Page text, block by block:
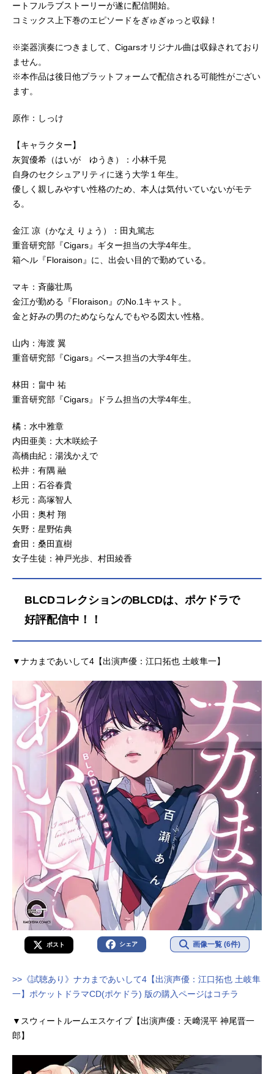
ートフルラブストーリーが遂に配信開始。
コミックス上下巻のエピソードをぎゅぎゅっと収録！
※楽器演奏につきまして、Cigarsオリジナル曲は収録されており
ません。
※本作品は後日他プラットフォームで配信される可能性がござい
ます。
原作：しっけ
【キャラクター】
灰賀優希（はいが ゆうき）：小林千晃
自身のセクシュアリティに迷う大学１年生。
優しく親しみやすい性格のため、本人は気付いていないがモテ
る。
金江 凉（かなえ りょう）：田丸篤志
重音研究部『Cigars』ギター担当の大学4年生。
箱ヘル『Floraison』に、出会い目的で勤めている。
マキ：斉藤壮馬
金江が勤める『Floraison』のNo.1キャスト。
金と好みの男のためならなんでもやる図太い性格。
山内：海渡 翼
重音研究部『Cigars』ベース担当の大学4年生。
林田：畠中 祐
重音研究部『Cigars』ドラム担当の大学4年生。
橘：水中雅章
内田亜美：大木咲絵子
高橋由紀：湯浅かえで
松井：有隅 融
上田：石谷春貴
杉元：高塚智人
小田：奥村 翔
矢野：星野佑典
倉田：桑田直樹
女子生徒：神戸光歩、村田綾香
BLCDコレクションのBLCDは、ポケドラで
好評配信中！！
▼ナカまであいして4【出演声優：江口拓也 土岐隼一】
ポスト シェア 画像一覧 (6件)
>>《試聴あり》ナカまであいして4【出演声優：江口拓也 土岐隼
一】ポケットドラマCD(ポケドラ) 版の購入ページはコチラ
▼スウィートルームエスケイプ【出演声優：天﨑滉平 神尾晋一
郎】